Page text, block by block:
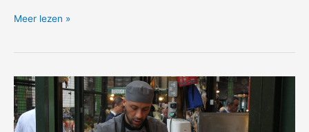
Waarom
boiler
Inox
Duplex,
DAT
Meer lezen »